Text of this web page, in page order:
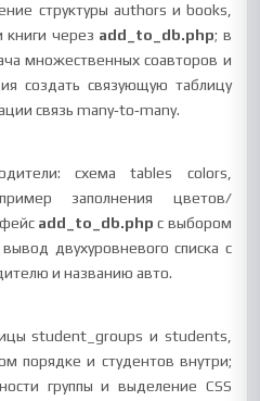
структуры authors и books,
книги через add_to_db.php; в
множественных соавторов и
создать связующую таблицу
связь many‑to‑many.
схема tables colors,
заполнения цветов/
add_to_db.php с выбором
двухуровневого списка с
и названию авто.
student_groups и students,
порядке и студентов внутри;
группы и выделение CSS